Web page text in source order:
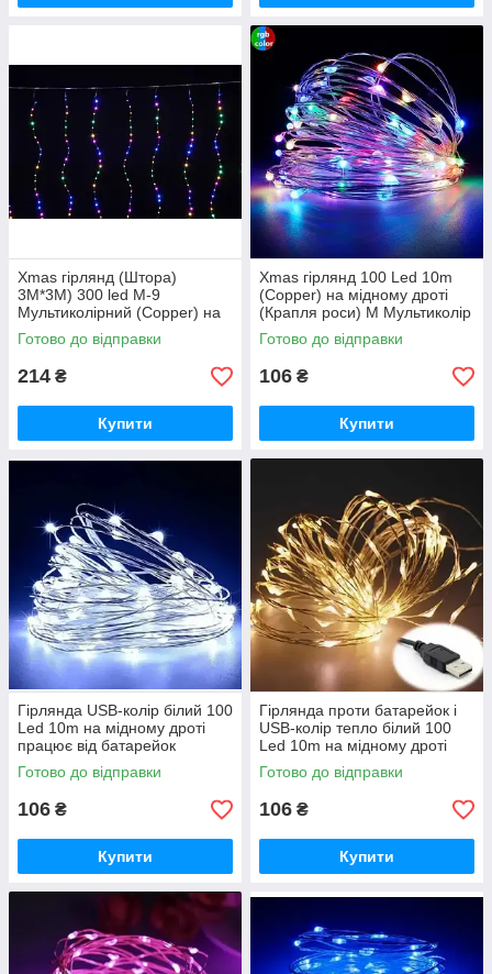
Xmas гірлянд (Штора)
3M*3M) 300 led M-9
Мультиколірний (Copper) на
мідному дроті + соед (100)
HS HS iC227
Готово до відправки
214 ₴
Купити
Xmas гірлянд 100 Led 10m
(Copper) на мідному дроті
(Крапля роси) M Мультиколір
від батарей + USB
Мультиколір iC227
Готово до відправки
106 ₴
Купити
Гірлянда USB-колір білий 100
Led 10m на мідному дроті
працює від батарейок
(Крапля роси) iC227
Готово до відправки
106 ₴
Купити
Гірлянда проти батарейок і
USB-колір тепло білий 100
Led 10m на мідному дроті
(Крапля роси) iC227
Готово до відправки
106 ₴
Купити